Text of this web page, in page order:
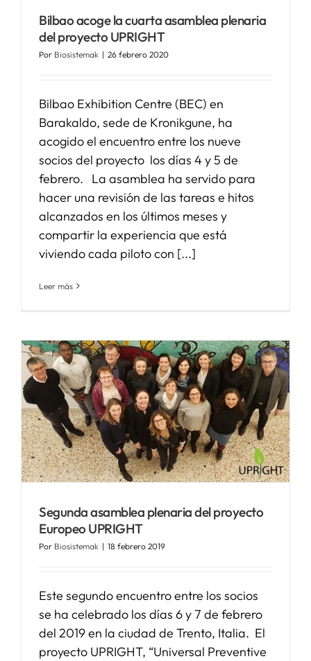
SERVICIOS
NOTICIAS
Bilbao acoge la cuarta asamblea plenaria
del proyecto UPRIGHT
Por Biosistemak | 26 febrero 2020
Bilbao Exhibition Centre (BEC) en
Barakaldo, sede de Kronikgune, ha
acogido el encuentro entre los nueve
socios del proyecto los días 4 y 5 de
febrero. La asamblea ha servido para
hacer una revisión de las tareas e hitos
alcanzados en los últimos meses y
compartir la experiencia que está
viviendo cada piloto con [...]
Leer más
Segunda asamblea plenaria del proyecto
Europeo UPRIGHT
Por Biosistemak | 18 febrero 2019
Este segundo encuentro entre los socios
se ha celebrado los días 6 y 7 de febrero
del 2019 en la ciudad de Trento, Italia. El
proyecto UPRIGHT, “Universal Preventive